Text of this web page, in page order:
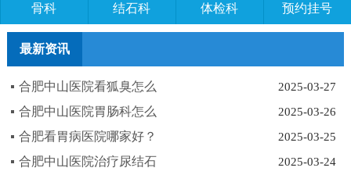
骨科 结石科 体检科 预约挂号
最新资讯
2025-03-27
合肥中山医院看狐臭怎么
2025-03-26
合肥中山医院胃肠科怎么
2025-03-25
合肥看胃病医院哪家好？
2025-03-24
合肥中山医院治疗尿结石